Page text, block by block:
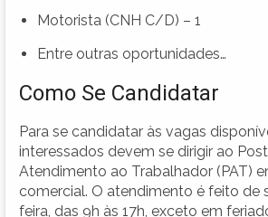
Motorista (CNH C/D) – 1
Entre outras oportunidades…
Como Se Candidatar
Para se candidatar às vagas
interessados devem se dirigir ao
Atendimento ao Trabalhador (PAT)
comercial. O atendimento é feito de
feira, das 9h às 17h, exceto em